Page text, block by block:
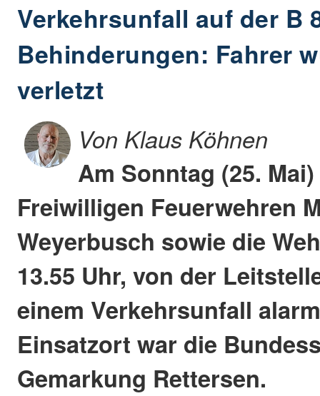
Verkehrsunfall auf der B
Behinderungen: Fahrer
verletzt
Von Klaus Köhnen
Am Sonntag (25.
Freiwilligen Feuerwehren
Weyerbusch sowie die
13.55 Uhr, von der
einem Verkehrsunfall
Einsatzort war die
Gemarkung Rettersen.